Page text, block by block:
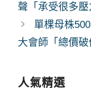
聲「承受很多壓
單棵母株
大會師「總價破
人氣精選